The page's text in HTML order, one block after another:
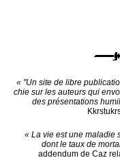
« "Un site de libre
chie sur les auteurs qui
des présentations
« La vie est une maladie
dont le taux de
addendum de Caz